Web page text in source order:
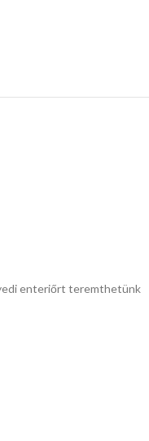
enteriőrt teremthetünk